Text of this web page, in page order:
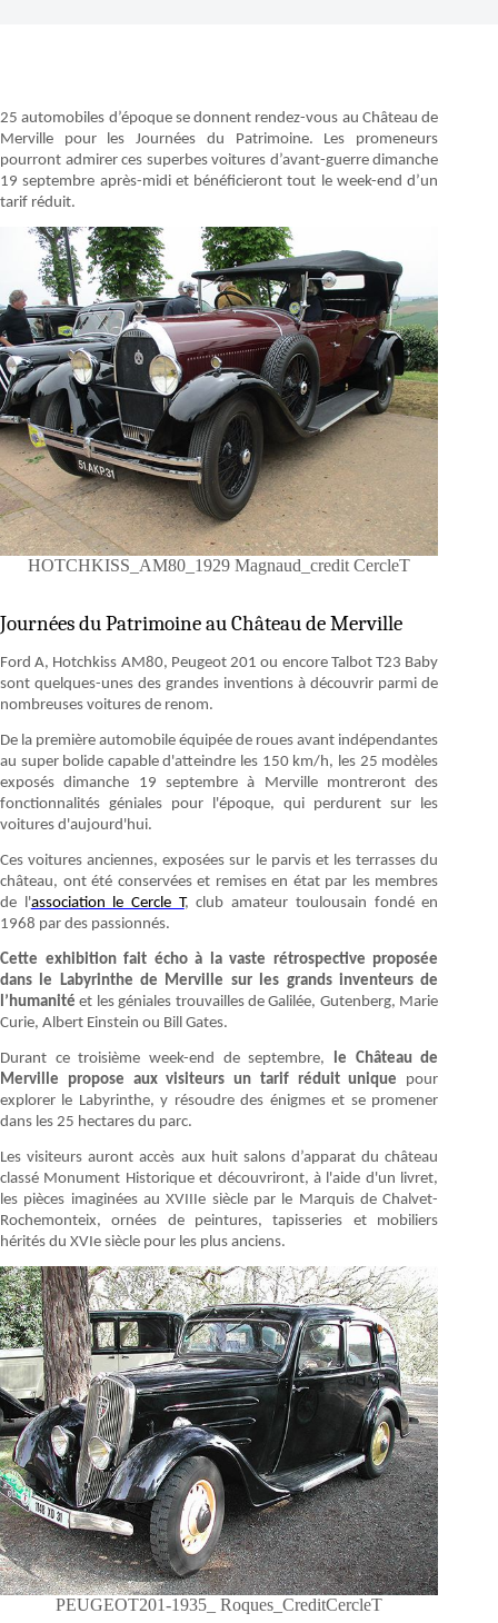
25 automobiles d’époque se donnent rendez-vous au Château de
Merville pour les Journées du Patrimoine. Les promeneurs
pourront admirer ces superbes voitures d’avant-guerre dimanche
19 septembre après-midi et bénéficieront tout le week-end d’un
tarif réduit.
HOTCHKISS_AM80_1929 Magnaud_credit CercleT
Journées du Patrimoine au Château de Merville
Ford A, Hotchkiss AM80, Peugeot 201 ou encore Talbot T23 Baby
sont quelques-unes des grandes inventions à découvrir parmi de
nombreuses voitures de renom.
De la première automobile équipée de roues avant indépendantes
au super bolide capable d'atteindre les 150 km/h, les 25 modèles
exposés dimanche 19 septembre à Merville montreront des
fonctionnalités géniales pour l'époque, qui perdurent sur les
voitures d'aujourd'hui.
Ces voitures anciennes, exposées sur le parvis et les terrasses du
château, ont été conservées et remises en état par les membres
de l'association le Cercle T, club amateur toulousain fondé en
1968 par des passionnés.
Cette exhibition fait écho à la vaste rétrospective proposée
dans le Labyrinthe de Merville sur les grands inventeurs de
l’humanitéet les géniales trouvailles de Galilée, Gutenberg, Marie
Curie, Albert Einstein ou Bill Gates.
Durant ce troisième week-end de septembre, le Château de
Merville propose aux visiteurs un tarif réduit unique pour
explorer le Labyrinthe, y résoudre des énigmes et se promener
dans les 25 hectares du parc.
Les visiteurs auront accès aux huit salons d’apparat du château
classé Monument Historique et découvriront, à l'aide d'un livret,
les pièces imaginées au XVIIIe siècle par le Marquis de Chalvet-
Rochemonteix, ornées de peintures, tapisseries et mobiliers
hérités du XVIe siècle pour les plus anciens.
PEUGEOT201-1935_ Roques_CreditCercleT